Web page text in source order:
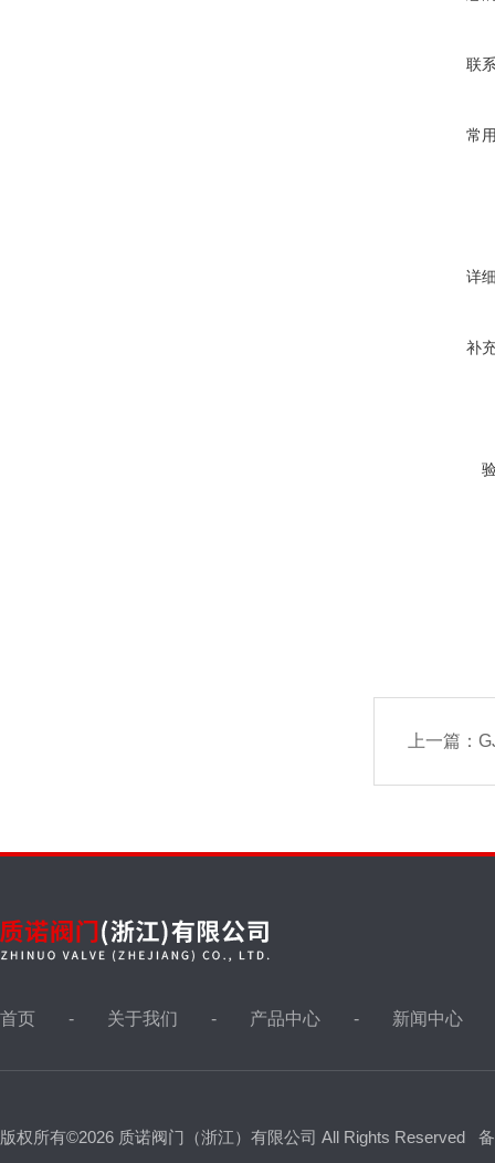
联
常
详
补
上一篇：
首页 关于我们 产品中心 新闻中心
版权所有©2026 质诺阀门（浙江）有限公司 All Rights Reserved